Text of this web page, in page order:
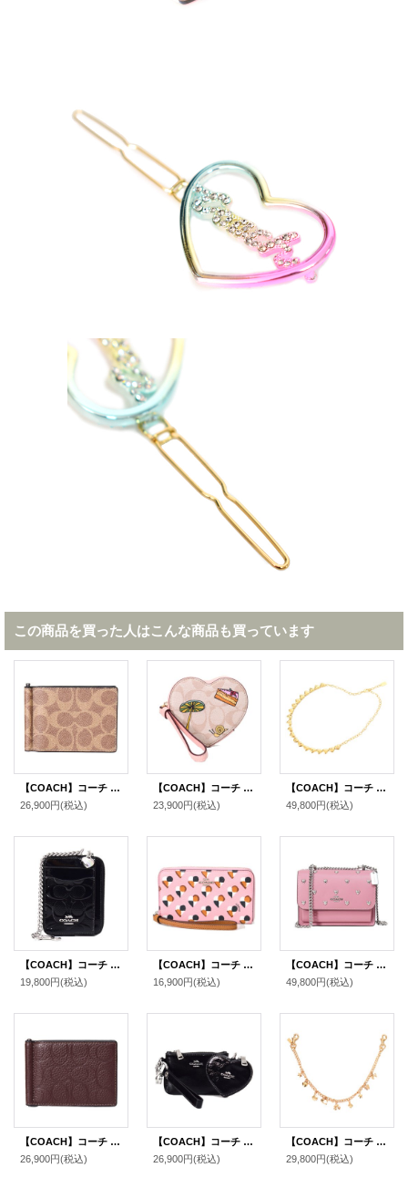
この商品を買った人はこんな商品も買っています
【COACH】コーチ 財布 メンズ コーティングキャンバス レザー シグネチャー マネークリップ スリム ビルフォールド 二つ折り カードケース 財布 タン×ブラック（日本未発売）
26,900円(税込)
【COACH】コーチ ポーチ ハート型 コーティングキャンバス レザー シグネチャー オブザーブド バイ アス コラボ コインケース リストレット付き ライトカーキ×ライトピンク（日本未発売）
23,900円(税込)
【COACH】コーチ ネックレス チョーカー プレーテッドブラス エナメル ストーン ハート チョーカー ロゴ チェーン ネックレス ゴールドマルチ〔日本未発売〕
49,800円(税込)
【COACH】コーチ コインケース パテントレザー シグネチャー 型押し ハート チャーム チェーン ジップ カードケース カードポーチ 定期入れ 名刺入れ 小銭入れ ブラック（日本未発売）
19,800円(税込)
【COACH】コーチ コーティング キャンパス レザー ハート柄 プリント フォン クラッチ ウォレット iPhone スマホ マルチ 財布 ブラッシュマルチ（日本未発売）
16,900円(税込)
【COACH】コーチ バッグ レザー スタッズ ハート リベット ロゴ ミニ クレア チェーン クロスボディ 2way 斜め掛け ショルダー バッグ ピオニー（日本未発売）
49,800円(税込)
【COACH】コーチ 財布 メンズ レザー シグネチャー 型押し マネークリップ スリム ビルフォールド 二つ折り カードケース 財布 メイプル（日本未発売）
26,900円(税込)
【COACH】コーチ ポーチ シャイニー クリンクル レザー リストレット ハート型 テディベア くま チャーム ポーチ 2点セット マルチポーチ ブラック〔日本未発売〕
26,900円(税込)
【COACH】コーチ チャーム ストラップ メタル エナメル ストーン リボン ダイス 星 さくらんぼ お花 ハート チェリー スワッガー チェーン ドッグリーシュ バッグチャーム キーホルダー ゴールド（日本未発売）
29,800円(税込)